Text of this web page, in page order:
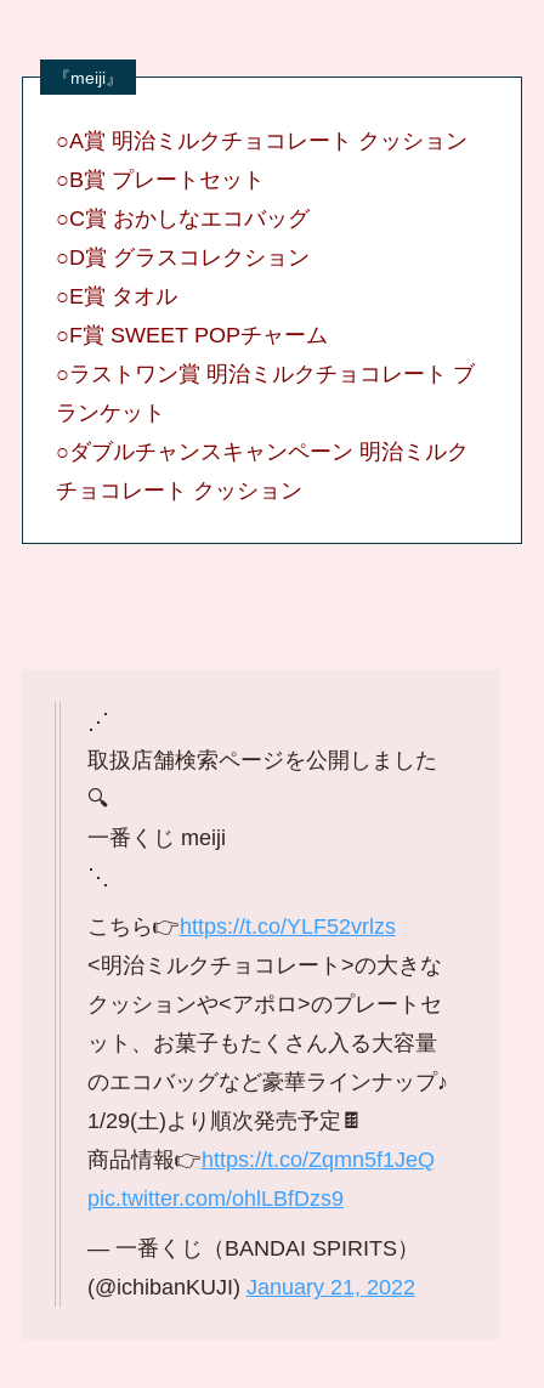
○A賞 明治ミルクチョコレート クッション
○B賞 プレートセット
○C賞 おかしなエコバッグ
○D賞 グラスコレクション
○E賞 タオル
○F賞 SWEET POPチャーム
○ラストワン賞 明治ミルクチョコレート ブ
ランケット
○ダブルチャンスキャンペーン 明治ミルク
チョコレート クッション
⋰
取扱店舗検索ページを公開しました
🔍
一番くじ meiji
⋱
こちら👉https://t.co/YLF52vrlzs
<明治ミルクチョコレート>の大きな
クッションや<アポロ>のプレートセ
ット、お菓子もたくさん入る大容量
のエコバッグなど豪華ラインナップ♪
1/29(土)より順次発売予定🍫
商品情報👉https://t.co/Zqmn5f1JeQ
pic.twitter.com/ohlLBfDzs9
— 一番くじ（BANDAI SPIRITS）
(@ichibanKUJI) January 21, 2022